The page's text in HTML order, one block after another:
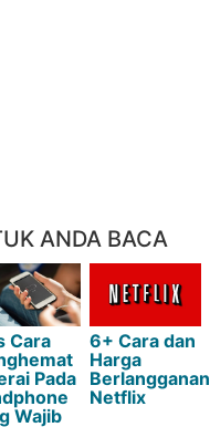
ANDA BACA
Cara
Pada
Wajib
6+ Cara dan
Harga
Berlangganan
Netflix